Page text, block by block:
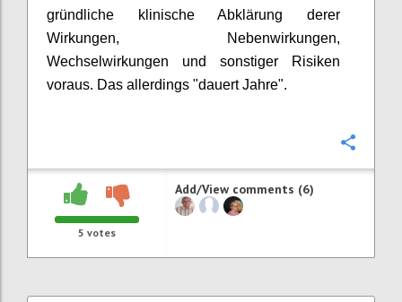
gründliche klinische Abklärung derer
Wirkungen, Nebenwirkungen,
Wechselwirkungen und sonstiger Risiken
voraus. Das allerdings "dauert Jahre".
5 votes
Add/View comments (6)